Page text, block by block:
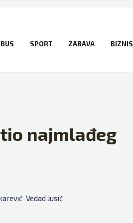
SPORT ZABAVA BIZNIS
najmlađeg
Vedad Jusić